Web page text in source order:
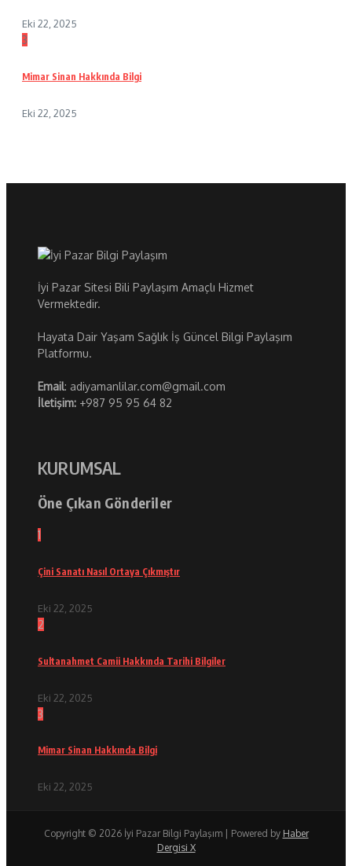
Eki 22, 2025
3
Mimar Sinan Hakkında Bilgi
Eki 22, 2025
İyi Pazar Sitesi Bili Paylaşım Amaçlı Hizmet
Vermektedir.
Hayata Dair Yaşam Sağlık İş Güncel Bilgi Paylaşım
Platformu.
Email: adiyamanlilar.com@gmail.com
İletişim: +987 95 95 64 82
KURUMSAL
Öne Çıkan Gönderiler
1
Çini Sanatı Nasıl Ortaya Çıkmıştır
Eki 22, 2025
2
Sultanahmet Camii Hakkında Tarihi Bilgiler
Eki 22, 2025
3
Mimar Sinan Hakkında Bilgi
Eki 22, 2025
Copyright © 2026 İyi Pazar Bilgi Paylaşım | Powered by Haber
Dergisi X